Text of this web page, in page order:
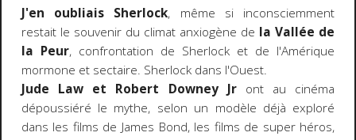
J'en oubliais Sherlock, même si inconsciemment
restait le souvenir du climat anxiogène de la Vallée de
la Peur, confrontation de Sherlock et de l'Amérique
mormone et sectaire. Sherlock dans l'Ouest.
Jude Law et Robert Downey Jront au cinéma
dépoussiéré le mythe, selon un modèle déjà exploré
dans les films de James Bond, les films de super héros,